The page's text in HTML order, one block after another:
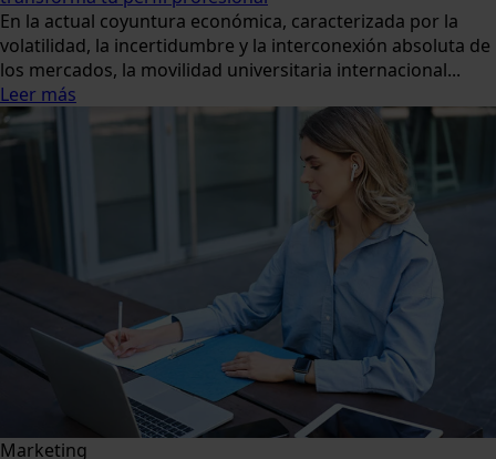
En la actual coyuntura económica, caracterizada por la
volatilidad, la incertidumbre y la interconexión absoluta de
los mercados, la movilidad universitaria internacional...
Leer más
Marketing